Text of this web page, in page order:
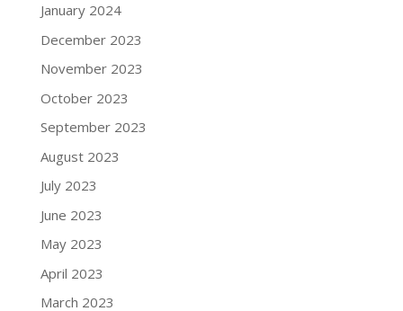
January 2024
December 2023
November 2023
October 2023
September 2023
August 2023
July 2023
June 2023
May 2023
April 2023
March 2023